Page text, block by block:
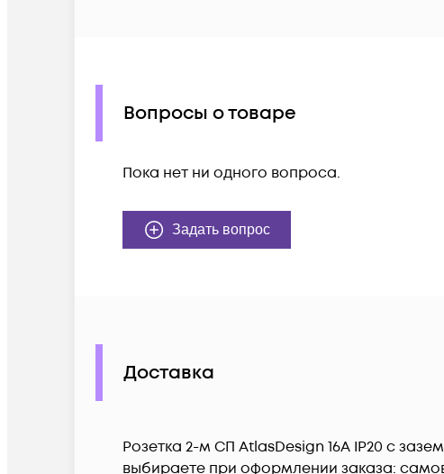
Вопросы о товаре
Пока нет ни одного вопроса.
Задать вопрос
Доставка
Розетка 2-м СП AtlasDesign 16А IP20 с
выбираете при оформлении заказа: